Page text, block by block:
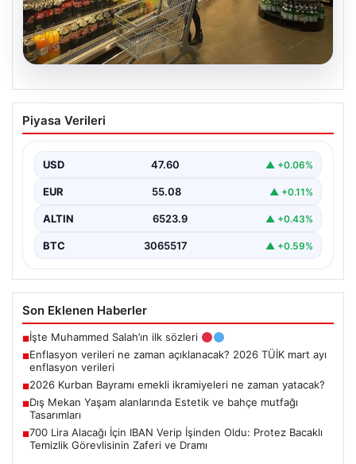
05.08.2026
Enflasyon verileri ne zaman
açıklanacak? 2026 TÜİK mart ayı
Piyasa Verileri
USD 47.60 ▲ +0.06%
EUR 55.08 ▲ +0.11%
ALTIN 6523.9 ▲ +0.43%
BTC 3065517 ▲ +0.59%
Son Eklenen Haberler
■İşte Muhammed Salah’ın ilk sözleri
■Enflasyon verileri ne zaman açıklanacak? 2026 TÜİK mart ayı
enflasyon verileri
■2026 Kurban Bayramı emekli ikramiyeleri ne zaman yatacak?
■Dış Mekan Yaşam alanlarında Estetik ve bahçe mutfağı
Tasarımları
■700 Lira Alacağı İçin IBAN Verip İşinden Oldu: Protez Bacaklı
Temizlik Görevlisinin Zaferi ve Dramı